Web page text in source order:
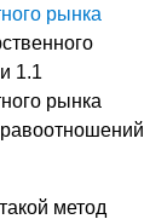
рынка
1.1
рынка
метод